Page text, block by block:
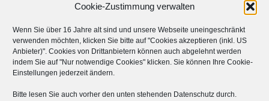
Cookie-Zustimmung verwalten
Wenn Sie über 16 Jahre alt sind und unsere Webseite uneingeschränkt
verwenden möchten, klicken Sie bitte auf "Cookies akzeptieren (inkl. US
Anbieter)". Cookies von Drittanbietern können auch abgelehnt werden
indem Sie auf "Nur notwendige Cookies" klicken. Sie können Ihre Cookie-
Einstellungen jederzeit ändern.
Bitte lesen Sie auch vorher den unten stehenden Datenschutz durch.
Weitere Informationen
Musikverein Unterstützen?